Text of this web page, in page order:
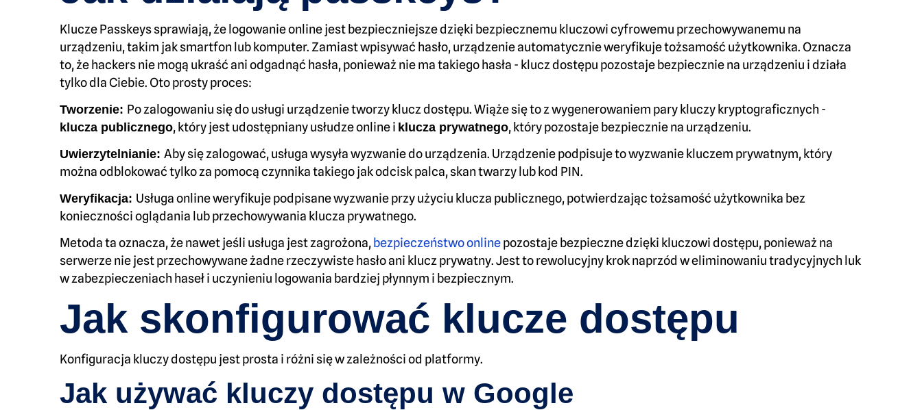
Klucze Passkeys sprawiają, że logowanie online jest bezpieczniejsze dzięki bezpiecznemu kluczowi cyfrowemu przechowywanemu na
urządzeniu, takim jak smartfon lub komputer. Zamiast wpisywać hasło, urządzenie automatycznie weryfikuje tożsamość użytkownika. Oznacza
to, że hackers nie mogą ukraść ani odgadnąć hasła, ponieważ nie ma takiego hasła - klucz dostępu pozostaje bezpiecznie na urządzeniu i działa
tylko dla Ciebie. Oto prosty proces:
Tworzenie: Po zalogowaniu się do usługi urządzenie tworzy klucz dostępu. Wiąże się to z wygenerowaniem pary kluczy kryptograficznych -
klucza publicznego, który jest udostępniany usłudze online i klucza prywatnego, który pozostaje bezpiecznie na urządzeniu.
Uwierzytelnianie: Aby się zalogować, usługa wysyła wyzwanie do urządzenia. Urządzenie podpisuje to wyzwanie kluczem prywatnym, który
można odblokować tylko za pomocą czynnika takiego jak odcisk palca, skan twarzy lub kod PIN.
Weryfikacja: Usługa online weryfikuje podpisane wyzwanie przy użyciu klucza publicznego, potwierdzając tożsamość użytkownika bez
konieczności oglądania lub przechowywania klucza prywatnego.
Metoda ta oznacza, że nawet jeśli usługa jest zagrożona, bezpieczeństwo onlinepozostaje bezpieczne dzięki kluczowi dostępu, ponieważ na
serwerze nie jest przechowywane żadne rzeczywiste hasło ani klucz prywatny. Jest to rewolucyjny krok naprzód w eliminowaniu tradycyjnych luk
w zabezpieczeniach haseł i uczynieniu logowania bardziej płynnym i bezpiecznym.
Jak skonfigurować klucze dostępu
Konfiguracja kluczy dostępu jest prosta i różni się w zależności od platformy.
Jak używać kluczy dostępu w Google